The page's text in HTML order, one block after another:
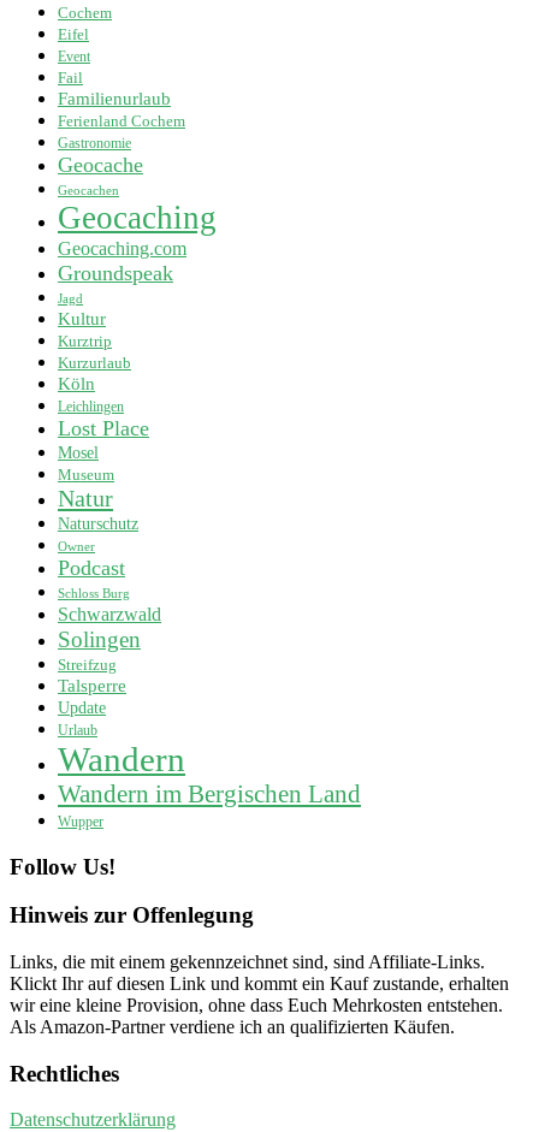
Cochem
Eifel
Event
Fail
Familienurlaub
Ferienland Cochem
Gastronomie
Geocache
Geocachen
Geocaching
Geocaching.com
Groundspeak
Jagd
Kultur
Kurztrip
Kurzurlaub
Köln
Leichlingen
Lost Place
Mosel
Museum
Natur
Naturschutz
Owner
Podcast
Schloss Burg
Schwarzwald
Solingen
Streifzug
Talsperre
Update
Urlaub
Wandern
Wandern im Bergischen Land
Wupper
Follow Us!
Hinweis zur Offenlegung
Links, die mit einem gekennzeichnet sind, sind Affiliate-Links.
Klickt Ihr auf diesen Link und kommt ein Kauf zustande, erhalten
wir eine kleine Provision, ohne dass Euch Mehrkosten entstehen.
Als Amazon-Partner verdiene ich an qualifizierten Käufen.
Rechtliches
Datenschutzerklärung